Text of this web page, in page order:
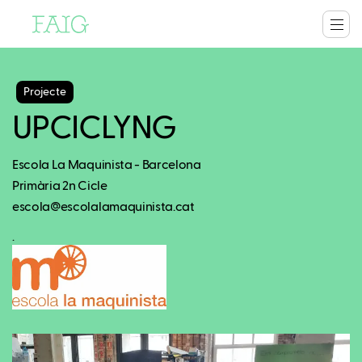
Projecte
UPCICLYNG
Escola La Maquinista - Barcelona
Primària 2n Cicle
escola@escolalamaquinista.cat
.